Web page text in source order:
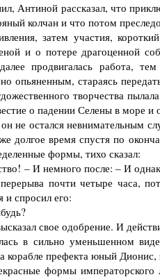
Антиной рассказал, что
колчан и что потом
затем участия,
и о потере драгоценной
продвигалась работа,
опьяненным, стараясь
творчества
о падении Селены в море и
не остался невнимательным
долгое время спустя по
формы, тихо сказал:
– И немного после: – И
почти четыре часа,
и спросил его:
свое одобрение. И
в сильно уменьшенном
корабле префекта юный
формы